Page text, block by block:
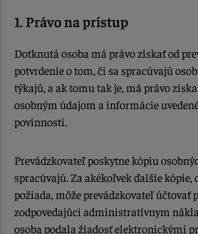
1. Právo na prístup
Dotknutá osoba má právo získať od
potvrdenie o tom, či sa spracúvajú
týkajú, a ak tomu tak je, má právo
osobným údajom a informácie
povinnosti.
Prevádzkovateľ poskytne kópiu
spracúvajú. Za akékoľvek ďalšie kópie,
požiada, môže prevádzkovateľ
zodpovedajúci administratívnym
osoba podala žiadosť elektronickými